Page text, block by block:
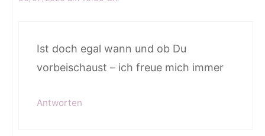
Ist doch egal wann und ob Du
vorbeischaust – ich freue mich immer
Antworten